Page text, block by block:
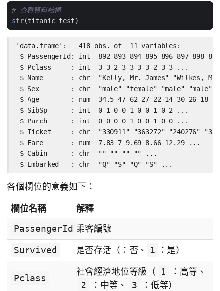
# 查看資料結構
str(titanic_test)
'data.frame':   418 obs. of  11 variables:
$ PassengerId: int  892 893 894 895 896 897 898
$ Pclass     : int  3 3 2 3 3 3 3 2 3 3 ...
$ Name       : chr  "Kelly, Mr. James" "Wilkes,
$ Sex        : chr  "male" "female" "male" "male"
$ Age        : num  34.5 47 62 27 22 14 30 26 18
$ SibSp      : int  0 1 0 0 1 0 0 1 0 2 ...
$ Parch      : int  0 0 0 0 1 0 0 1 0 0 ...
$ Ticket     : chr  "330911" "363272" "240276"
$ Fare       : num  7.83 7 9.69 8.66 12.29 ...
$ Cabin      : chr  "" "" "" "" ...
$ Embarked   : chr  "Q" "S" "Q" "S" ...
各個欄位的意義如下：
欄位名稱
解釋
PassengerId 乘客編號
Survived 是否存活（：否、 1 ：是）
Pclass
社會經濟地位等級（ 1
：高等、
2
：中等、 3 ：低等）